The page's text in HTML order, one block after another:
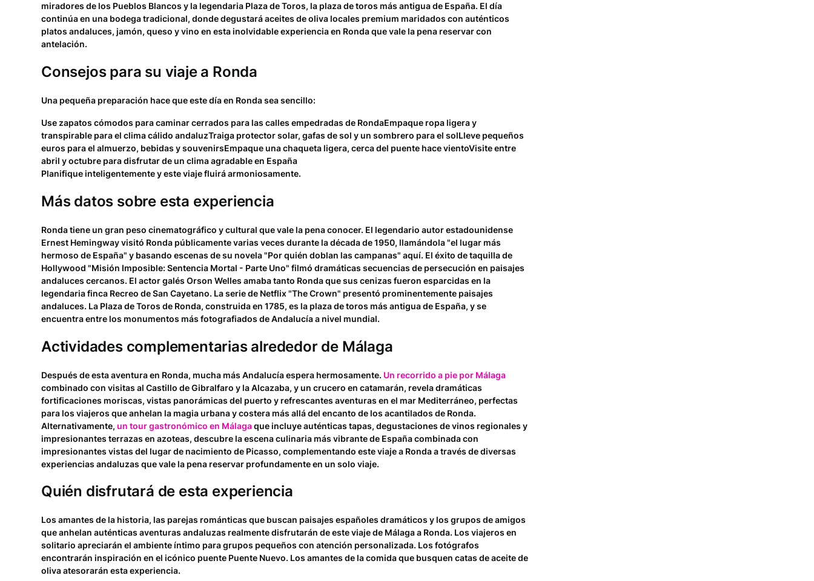
miradores de los Pueblos Blancos y la legendaria Plaza de Toros, la plaza de toros más antigua de España. El día
continúa en una bodega tradicional, donde degustará aceites de oliva locales premium maridados con auténticos
platos andaluces, jamón, queso y vino en esta inolvidable experiencia en Ronda que vale la pena reservar con
antelación.
Consejos para su viaje a Ronda
Una pequeña preparación hace que este día en Ronda sea sencillo:
Use zapatos cómodos para caminar cerrados para las calles empedradas de RondaEmpaque ropa ligera y
transpirable para el clima cálido andaluzTraiga protector solar, gafas de sol y un sombrero para el solLleve pequeños
euros para el almuerzo, bebidas y souvenirsEmpaque una chaqueta ligera, cerca del puente hace vientoVisite entre
abril y octubre para disfrutar de un clima agradable en España
Planifique inteligentemente y este viaje fluirá armoniosamente.
Más datos sobre esta experiencia
Ronda tiene un gran peso cinematográfico y cultural que vale la pena conocer. El legendario autor estadounidense
Ernest Hemingway visitó Ronda públicamente varias veces durante la década de 1950, llamándola "el lugar más
hermoso de España" y basando escenas de su novela "Por quién doblan las campanas" aquí. El éxito de taquilla de
Hollywood "Misión Imposible: Sentencia Mortal - Parte Uno" filmó dramáticas secuencias de persecución en paisajes
andaluces cercanos. El actor galés Orson Welles amaba tanto Ronda que sus cenizas fueron esparcidas en la
legendaria finca Recreo de San Cayetano. La serie de Netflix "The Crown" presentó prominentemente paisajes
andaluces. La Plaza de Toros de Ronda, construida en 1785, es la plaza de toros más antigua de España, y se
encuentra entre los monumentos más fotografiados de Andalucía a nivel mundial.
Actividades complementarias alrededor de Málaga
Después de esta aventura en Ronda, mucha más Andalucía espera hermosamente. Un recorrido a pie por Málaga
combinado con visitas al Castillo de Gibralfaro y la Alcazaba, y un crucero en catamarán, revela dramáticas
fortificaciones moriscas, vistas panorámicas del puerto y refrescantes aventuras en el mar Mediterráneo, perfectas
para los viajeros que anhelan la magia urbana y costera más allá del encanto de los acantilados de Ronda.
Alternativamente, un tour gastronómico en Málagaque incluye auténticas tapas, degustaciones de vinos regionales y
impresionantes terrazas en azoteas, descubre la escena culinaria más vibrante de España combinada con
impresionantes vistas del lugar de nacimiento de Picasso, complementando este viaje a Ronda a través de diversas
experiencias andaluzas que vale la pena reservar profundamente en un solo viaje.
Quién disfrutará de esta experiencia
Los amantes de la historia, las parejas románticas que buscan paisajes españoles dramáticos y los grupos de amigos
que anhelan auténticas aventuras andaluzas realmente disfrutarán de este viaje de Málaga a Ronda. Los viajeros en
solitario apreciarán el ambiente íntimo para grupos pequeños con atención personalizada. Los fotógrafos
encontrarán inspiración en el icónico puente Puente Nuevo. Los amantes de la comida que busquen catas de aceite de
oliva atesorarán esta experiencia.